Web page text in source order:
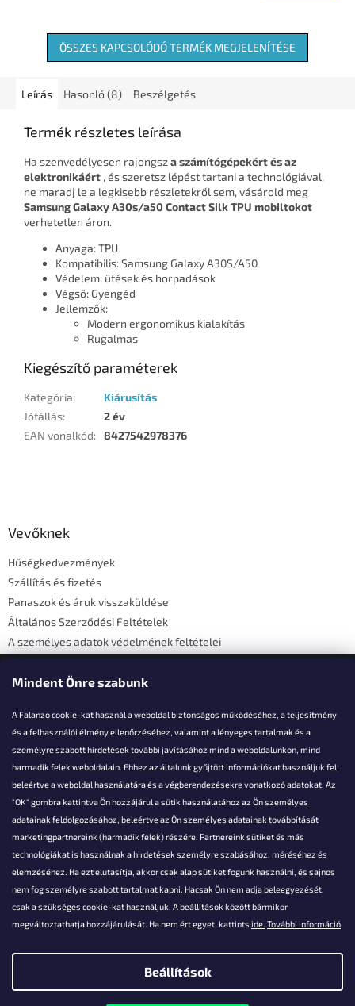
Mindent Önre szabunk
A Falanzo cookie-kat használ a weboldal biztonságos működéséhez, a teljesítmény
és a felhasználói élmény ellenőrzéséhez, valamint a lényeges tartalmak és a
személyre szabott hirdetések további javításához mind a weboldalunkon, mind
harmadik felek weboldalain. Ehhez az általunk gyűjtött információkat használjuk fel,
beleértve a weboldal használatára és a végberendezésekre vonatkozó adatokat. Az
"OK" gombra kattintva Ön hozzájárul a sütik használatához az Ön személyes
adatainak feldolgozásához, beleértve az Ön személyes adatainak továbbítását
marketingpartnereink (harmadik felek) részére. Partnereink sütiket és más
technológiákat is használnak a hirdetések személyre szabásához, méréséhez és
elemzéséhez. Ha ezt elutasítja, akkor csak alap sütiket fogunk használni, és sajnos
nem fog személyre szabott tartalmat kapni. Hacsak Ön nem adja beleegyezését,
csak a szükséges cookie-kat használjuk. A beállítások között bármikor
megváltoztathatja hozzájárulását. Ha nem ért egyet, kattints ide. További információ
Beállítások
ÖSSZES KAPCSOLÓDÓ TERMÉK MEGJELENÍTÉSE
Leírás Hasonló (8) Beszélgetés
Termék részletes leírása
Ha szenvedélyesen rajongsza számítógépekért és az
elektronikáért , és szeretsz lépést tartani a technológiával,
ne maradj le a legkisebb részletekről sem, vásárold meg
Samsung Galaxy A30s/a50 Contact Silk TPU mobiltokot
verhetetlen áron.
Anyaga: TPU
Kompatibilis: Samsung Galaxy A30S/A50
Védelem: ütések és horpadások
Végső: Gyengéd
Jellemzők:
Modern ergonomikus kialakítás
Rugalmas
Kiegészítő paraméterek
Kategória:
Kiárusítás
Jótállás:
2 év
EAN vonalkód: 8427542978376
Vevőknek
Hűségkedvezmények
Szállítás és fizetés
Panaszok és áruk visszaküldése
Általános Szerződési Feltételek
A személyes adatok védelmének feltételei
Elérhetőségi adatok
Akarsz kérdezni valamit?
info@falanzo.hu